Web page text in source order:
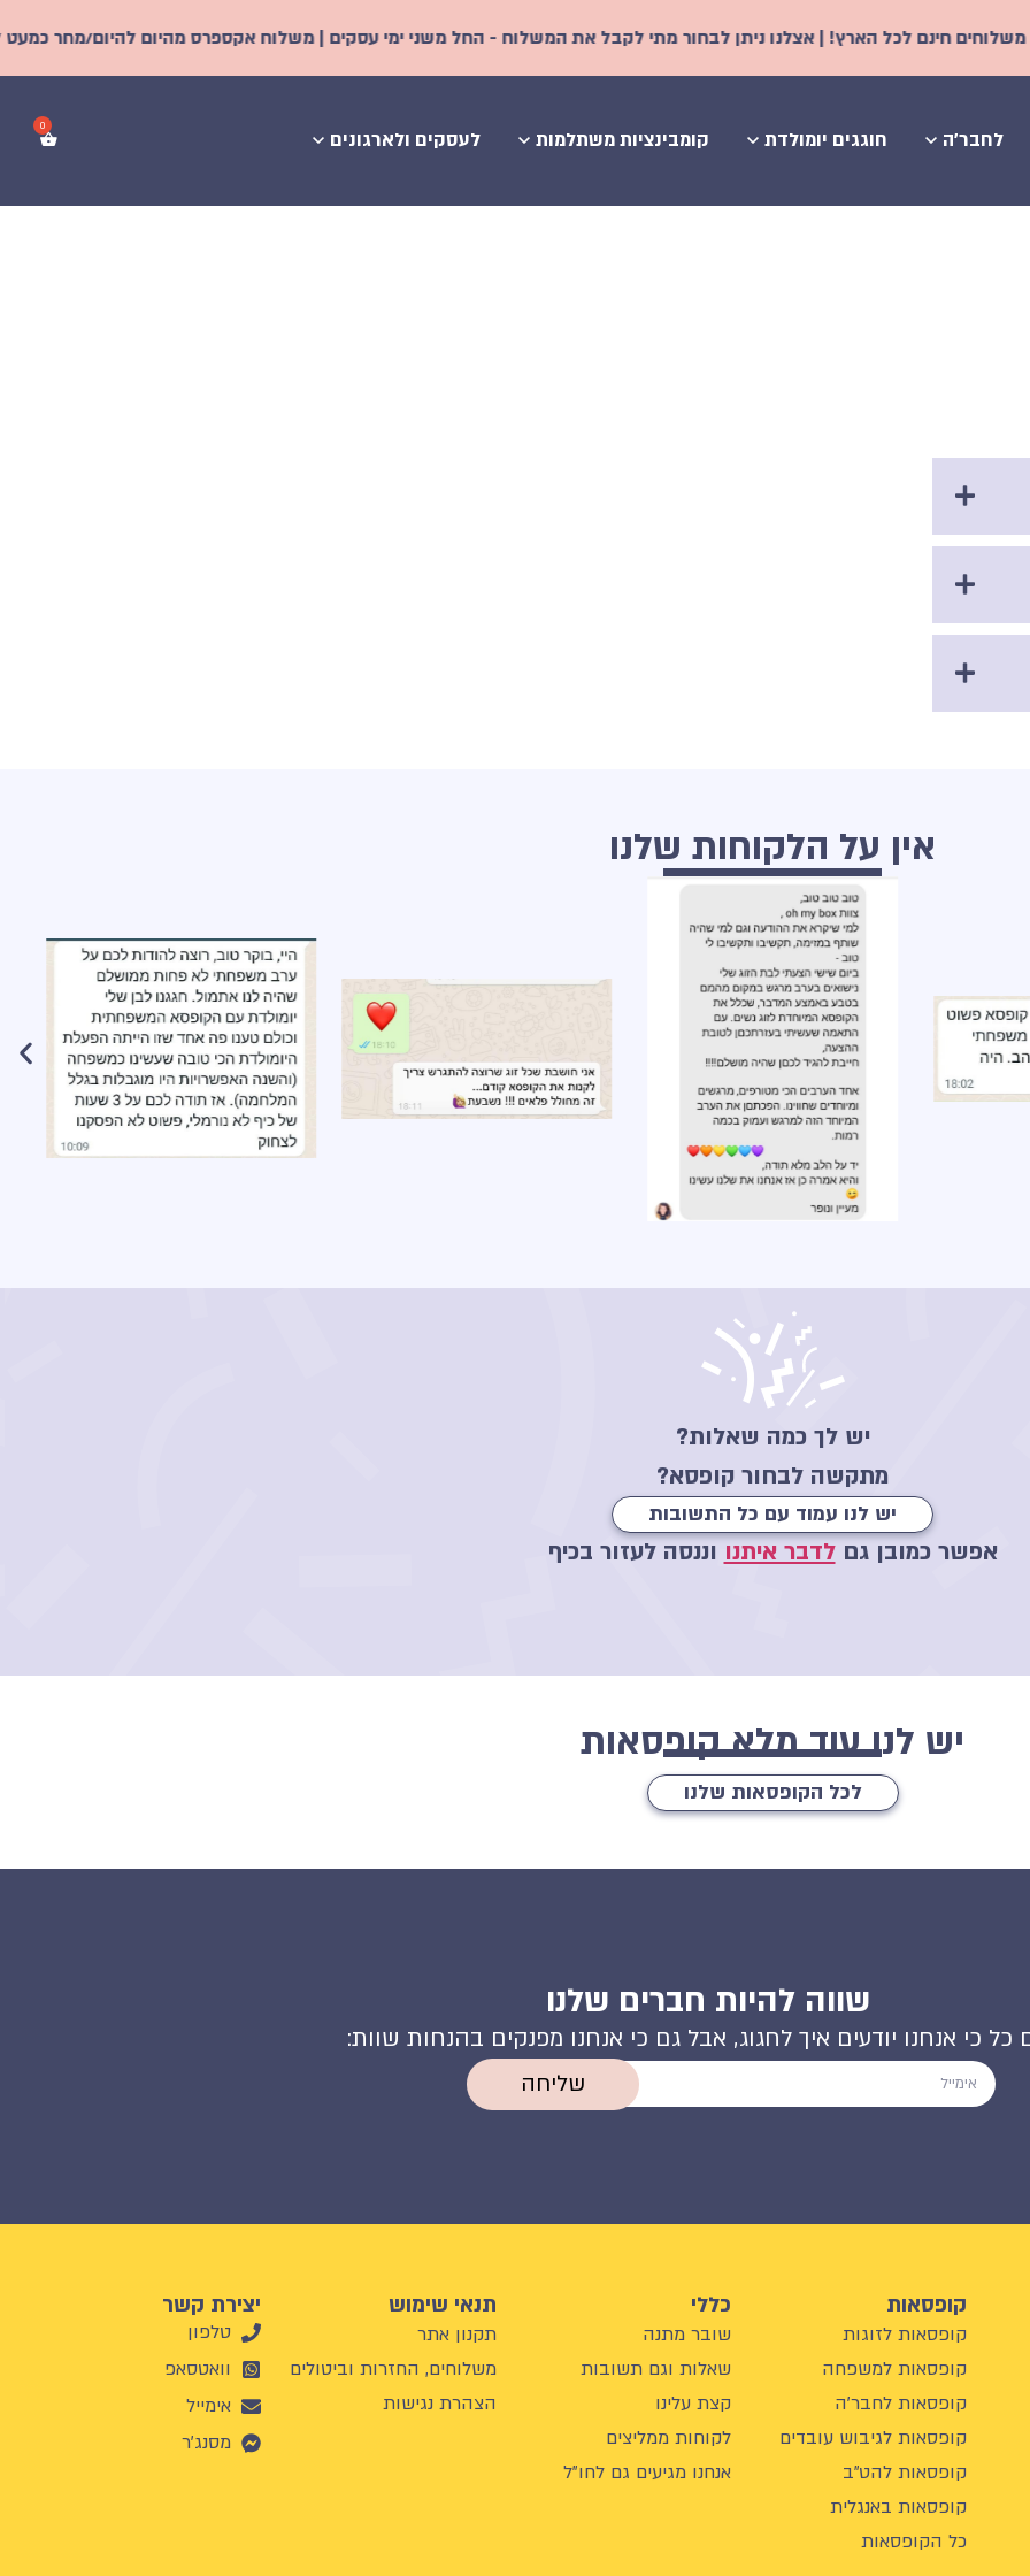
לכל הארץ! | אצלנו ניתן לבחור מתי לקבל את המשלוח - החל משני ימי עסקים | משלוח אקספרס מהיום להיום/מחר כמעט לכל הארץ! |
לחבר'ה חוגגים יומולדת קומבינציות משתלמות לעסקים ולארגונים
אין על הלקוחות שלנו
יש לך כמה שאלות?
מתקשה לבחור קופסא?
יש לנו עמוד עם כל התשובות
אפשר כמובן גםלדבר איתנו וננסה לעזור בכיף
יש לנו עוד מלא קופסאות
לכל הקופסאות שלנו
שווה להיות חברים שלנו
כל כי אנחנו יודעים איך לחגוג, אבל גם כי אנחנו מפנקים בהנחות שוות:
שליחה
קופסאות
קופסאות לזוגות
קופסאות למשפחה
קופסאות לחבר'ה
קופסאות לגיבוש עובדים
קופסאות להט"ב
קופסאות באנגלית
כל הקופסאות
כללי
שובר מתנה
שאלות וגם תשובות
קצת עלינו
לקוחות ממליצים
אנחנו מגיעים גם לחו"ל
תנאי שימוש
תקנון אתר
משלוחים, החזרות וביטולים
הצהרת נגישות
יצירת קשר
טלפון
וואטסאפ
אימייל
מסנג'ר